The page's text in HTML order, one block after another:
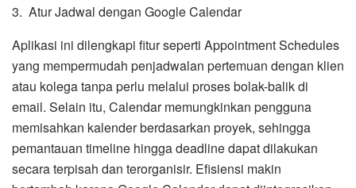
3. Atur Jadwal dengan Google Calendar
Aplikasi ini dilengkapi fitur seperti Appointment Schedules
yang mempermudah penjadwalan pertemuan dengan klien
atau kolega tanpa perlu melalui proses bolak-balik di
email. Selain itu, Calendar memungkinkan pengguna
memisahkan kalender berdasarkan proyek, sehingga
pemantauan timeline hingga deadline dapat dilakukan
secara terpisah dan terorganisir. Efisiensi makin